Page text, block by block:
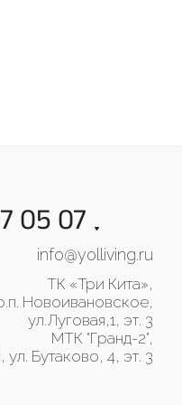
05 07
info@yolliving.ru
ТК «Три Кита»,
Новоивановское,
ул.Луговая,1, эт. 3
МТК "Гранд-2",
ул. Бутаково, 4, эт. 3